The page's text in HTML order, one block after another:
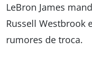
LeBron James
Russell Westbrook
rumores de troca.